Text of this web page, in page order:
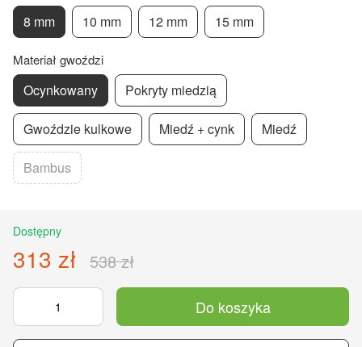
8 mm 10 mm 12 mm 15 mm
Materiał gwoździ
Ocynkowany Pokryty miedzią
Gwoździe kulkowe Miedź + cynk Miedź
Bambus
Dostępny
313 zł 538 zł
Do koszyka